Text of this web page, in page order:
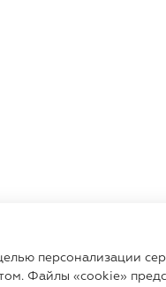
персонализации
Файлы «cookie»